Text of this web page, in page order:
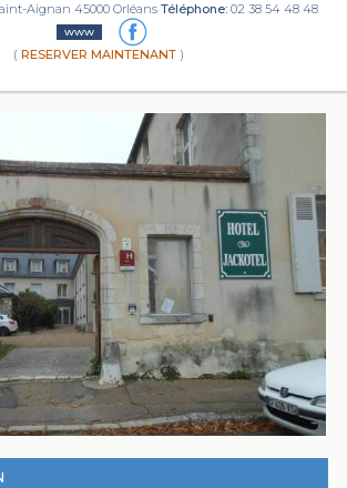
Aignan 45000 Orléans Téléphone:02 38 54 48 48
www
( RESERVER MAINTENANT )